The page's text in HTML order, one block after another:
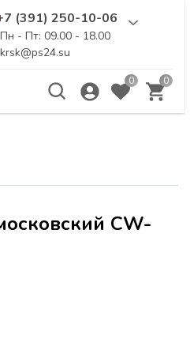
(391) 250-10-06
Пн - Пт: 09.00 - 18.00
krsk@ps24.su
0 0
CW-